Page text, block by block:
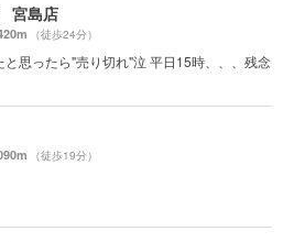
宮島店
（徒歩24分）
と思ったら"売り切れ"泣 平日15時、、、残念
（徒歩19分）